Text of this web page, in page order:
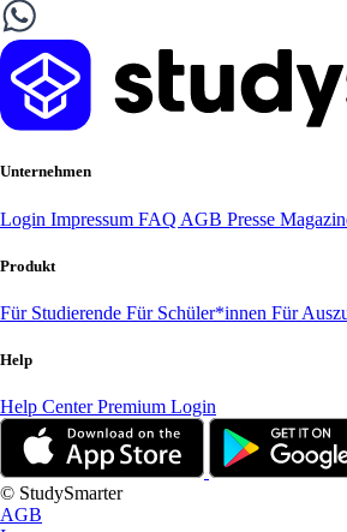
Unternehmen
Login Impressum FAQ AGB Presse
Produkt
Für Studierende Für Schüler*innen Für
Help
Help CenterPremium Login
© StudySmarter
AGB